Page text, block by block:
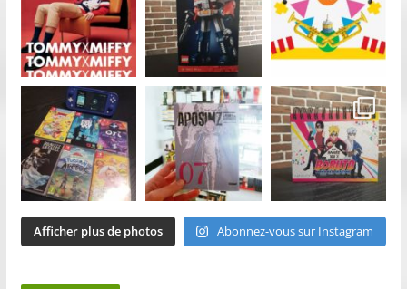
Afficher plus de photos Abonnez-vous sur Instagram